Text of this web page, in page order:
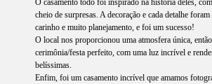
O casamento todo foi inspirado na história deles,
cheio de surpresas. A decoração e cada detalhe
carinho e muito planejamento, e foi um sucesso!
O local nos proporcionou uma atmosfera única,
cerimônia/festa perfeito, com uma luz incrível e
belíssimas.
Enfim, foi um casamento incrível que amamos